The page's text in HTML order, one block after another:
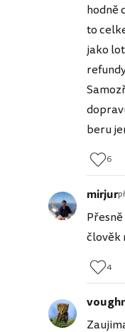
hodně
to
jako
beru
6
mirjur
člověk
4